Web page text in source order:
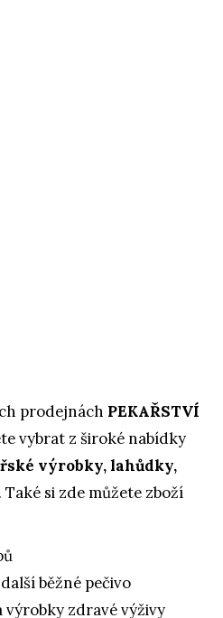
prodejnách PEKAŘSTVÍ
vybrat z široké nabídky
výrobky, lahůdky,
Také si zde můžete zboží
běžné pečivo
výrobky zdravé výživy